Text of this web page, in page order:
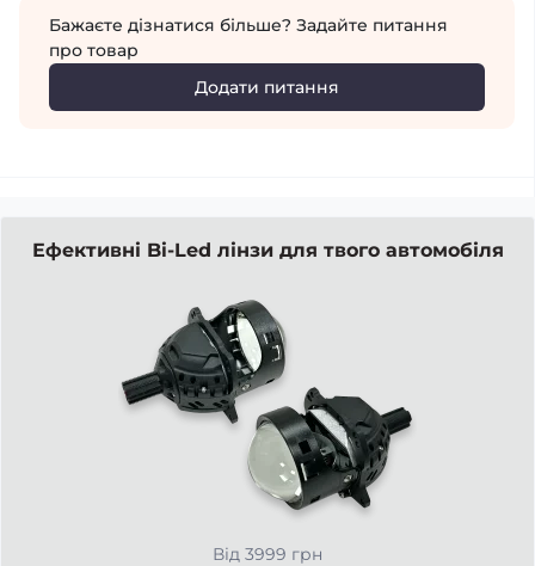
Бажаєте дізнатися більше? Задайте питання
про товар
Додати питання
Ефективні Bi-Led лінзи для твого автомобіля
Від 3999 грн